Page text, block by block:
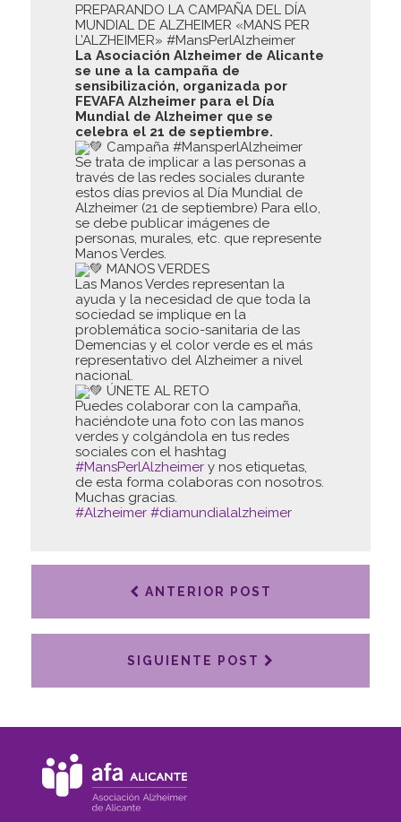
PREPARANDO LA CAMPAÑA DEL DÍA
MUNDIAL DE ALZHEIMER «MANS PER
L’ALZHEIMER» #MansPerlAlzheimer
La Asociación Alzheimer de Alicante
se une a la campaña de
sensibilización, organizada por
FEVAFA Alzheimer para el Día
Mundial de Alzheimer que se
celebra el 21 de septiembre.
Campaña #MansperlAlzheimer
Se trata de implicar a las personas a
través de las redes sociales durante
estos días previos al Día Mundial de
Alzheimer (21 de septiembre) Para ello,
se debe publicar imágenes de
personas, murales, etc. que represente
Manos Verdes.
MANOS VERDES
Las Manos Verdes representan la
ayuda y la necesidad de que toda la
sociedad se implique en la
problemática socio-sanitaria de las
Demencias y el color verde es el más
representativo del Alzheimer a nivel
nacional.
ÚNETE AL RETO
Puedes colaborar con la campaña,
haciéndote una foto con las manos
verdes y colgándola en tus redes
sociales con el hashtag
#MansPerlAlzheimery nos etiquetas,
de esta forma colaboras con nosotros.
Muchas gracias.
#Alzheimer #diamundialalzheimer
ANTERIOR POST
SIGUIENTE POST